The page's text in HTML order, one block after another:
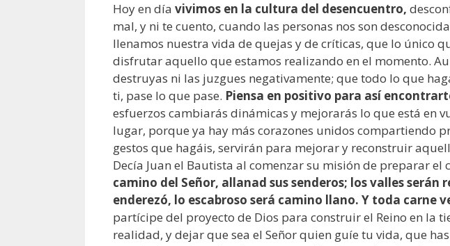
Hoy en día vivimos en la cultura del desencuentro,
mal, y ni te cuento, cuando las personas nos son
llenamos nuestra vida de quejas y de críticas, que lo único
disfrutar aquello que estamos realizando en el momento.
destruyas ni las juzgues negativamente; que todo lo que
ti, pase lo que pase. Piensa en positivo para así
esfuerzos cambiarás dinámicas y mejorarás lo que está en
lugar, porque ya hay más corazones unidos compartiendo
gestos que hagáis, servirán para mejorar y reconstruir
Decía Juan el Bautista al comenzar su misión de preparar el
camino del Señor, allanad sus senderos; los valles
enderezó, lo escabroso será camino llano. Y toda carne
partícipe del proyecto de Dios para construir el Reino en la
realidad, y dejar que sea el Señor quien guíe tu vida, que